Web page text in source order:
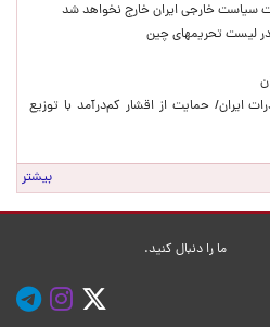
سیاست خارجی ایران خارج نخواهد شد
صادرات ایران/ حمایت از اقشار کم‌درآمد با توزیع
بیشتر
ما را دنبال کنید.